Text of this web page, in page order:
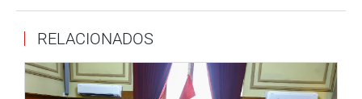
Tras escuchar las demandas de los maricultores el
parlamentario abordó una lancha artesanal y comprobó
personalmente cómo la extracción de las conchas
adultas se hace a puro pulmón con un buzo que las
RELACIONADOS